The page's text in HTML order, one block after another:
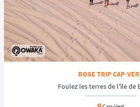
ROSE TRIP CAP-
Foulez les terres de l'île de